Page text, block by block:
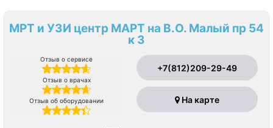
МРТ и УЗИ центр МАРТ на В.О. Малый пр 54
к 3
Отзыв о сервисе
Отзыв о врачах
Отзыв об оборудовании
+7(812)209-29-49
На карте